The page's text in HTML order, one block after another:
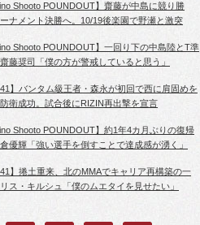
Shooto POUNDOUT】齋藤が中島に競り勝
ナメント決勝へ。10/19後楽園で野瀬と激突
Shooto POUNDOUT】一回り下の中島陸とT準
藤奨司「僕の方が警戒していると思う」
】バンタム級王者・森永が初回で西に肩固めを
衛成功。試合後にRIZIN再出撃を宣言
Shooto POUNDOUT】約1年4カ月ぶりの復帰
優輝「強い選手を倒すことで達成感が湧く」
】捲土重来、北のMMAでキャリア再構築の一
ス・キルシュ「僕のムエタイを見せたい」